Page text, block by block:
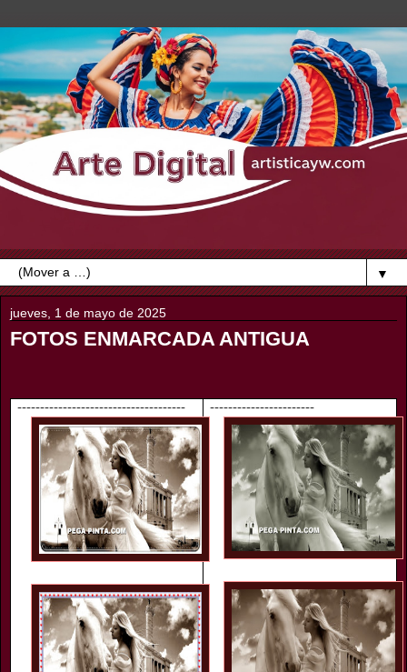
▼
jueves, 1 de mayo de 2025
FOTOS ENMARCADA ANTIGUA
------------------------------------- -----------------------